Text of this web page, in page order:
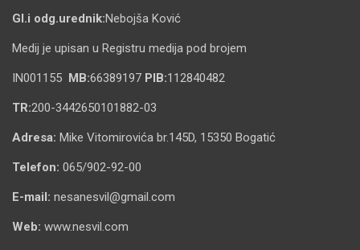
Gl.i odg.urednik:Nebojša Ković
Medij je upisan u Registru medija pod brojem
IN001155 MB:66389197 PIB:112840482
TR:200-3442650101882-03
Adresa: Mike Vitomirovića br.145D, 15350 Bogatić
Telefon: 065/902-92-00
E-mail: nesanesvil@gmail.com
Web: www.nesvil.com